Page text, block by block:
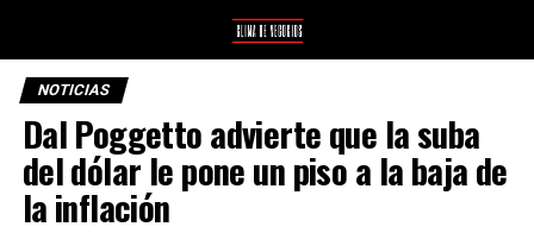
NOTICIAS
Dal Poggetto advierte que la suba
del dólar le pone un piso a la baja de
la inflación